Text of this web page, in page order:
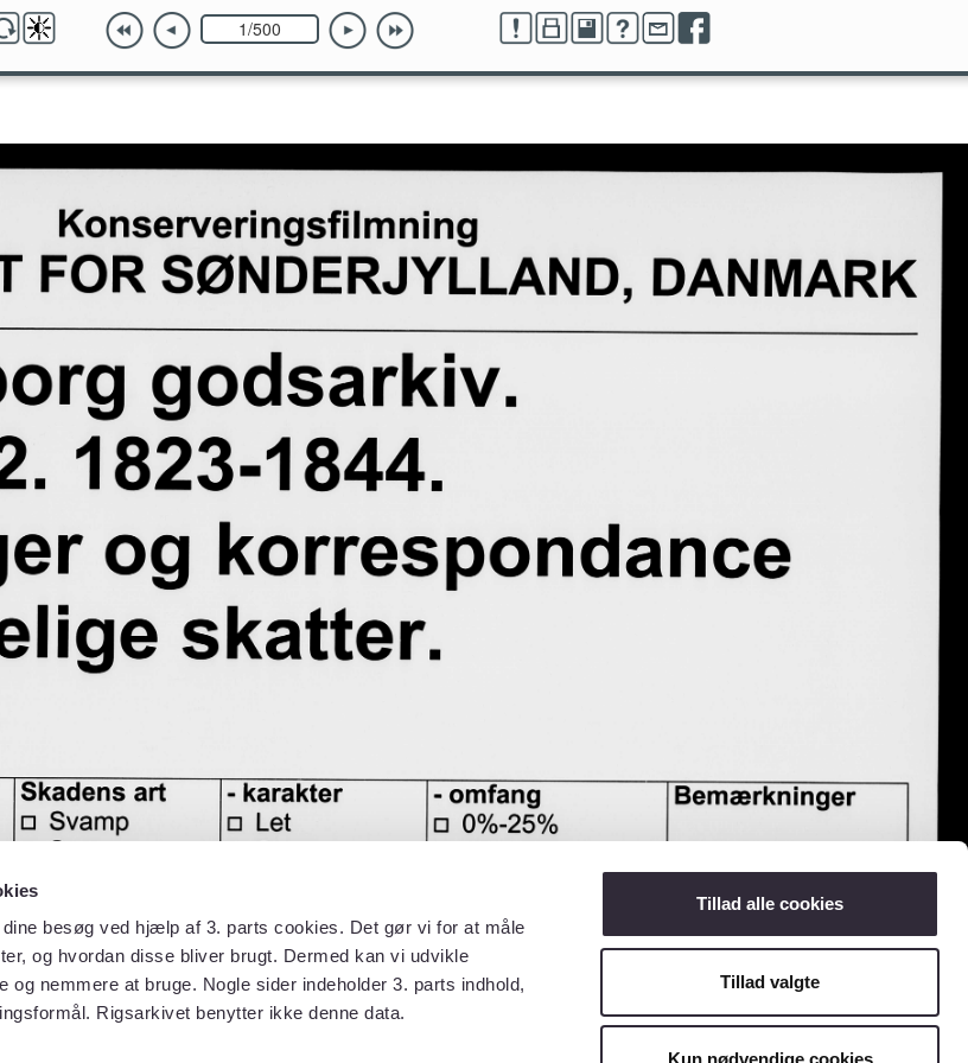
besøg ved hjælp af 3. parts cookies. Det gør vi for at måle
og hvordan disse bliver brugt. Dermed kan vi udvikle
og nemmere at bruge. Nogle sider indeholder 3. parts indhold,
Rigsarkivet benytter ikke denne data.
Tillad alle cookies
Tillad valgte
Kun nødvendige cookies
vedr. kongelige skatter 1844
vedr. kontributioner 1810
vedr. kontributioner 1811
vedr. kontributioner 1827